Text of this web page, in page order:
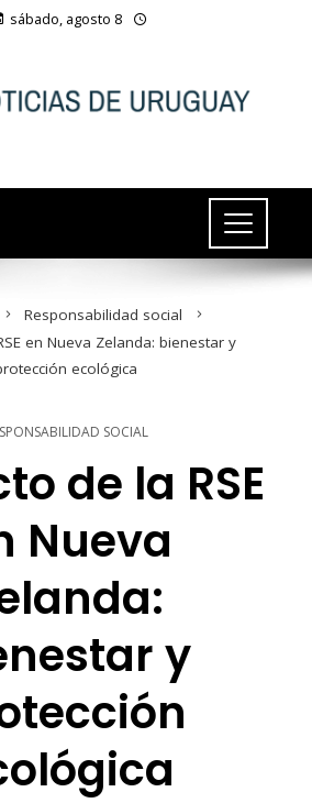
sábado, agosto 8
Responsabilidad social
en Nueva Zelanda: bienestar y
ecológica
SOCIAL
de la RSE
Nueva
y